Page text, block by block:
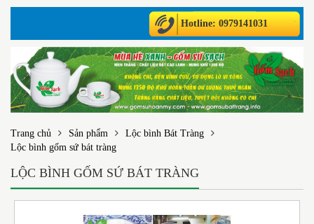
Hotline: 0979141031
Trang chủ Sản phẩm
Lộc bình Bát Tràng
Lộc bình gốm sứ bát tràng
LỘC BÌNH GỐM SỨ BÁT TRÀNG